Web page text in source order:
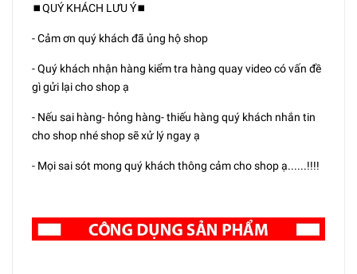
⏹️QUÝ KHÁCH LƯU Ý⏹️
- Cảm ơn quý khách đã ủng hộ shop
- Quý khách nhận hàng kiểm tra hàng quay video có vấn đề
gì gửi lại cho shop ạ
- Nếu sai hàng- hỏng hàng- thiếu hàng quý khách nhắn tin
cho shop nhé shop sẽ xử lý ngay ạ
- Mọi sai sót mong quý khách thông cảm cho shop ạ......!!!!